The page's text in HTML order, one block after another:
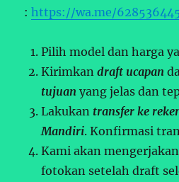
:https://wa.me/
Pilih model dan harga
Kirimkandraft ucapan
tujuan yang jelas dan
Lakukan transfer ke
Mandiri. Konfirmasi
Kami akan
fotokan setelah draft